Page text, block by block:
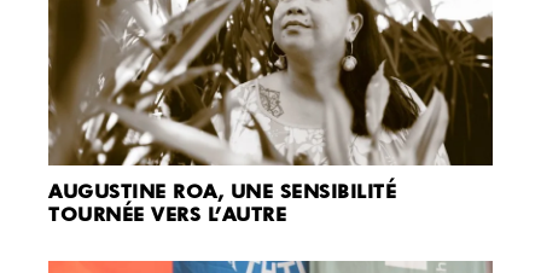
AUGUSTINE ROA, UNE SENSIBILITÉ
TOURNÉE VERS L’AUTRE